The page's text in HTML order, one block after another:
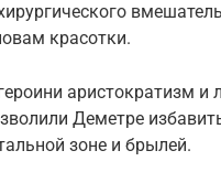
красотки.
аристократизм и
Деметре
зоне и брылей.